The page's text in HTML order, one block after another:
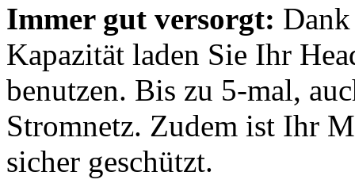
Immer gut versorgt:
Kapazität laden Sie Ihr
benutzen. Bis zu 5-mal,
Stromnetz. Zudem ist Ihr
sicher geschützt.